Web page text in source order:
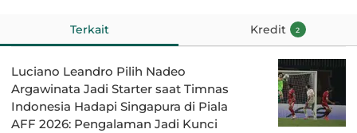
Terkait Kredit 2
Luciano Leandro Pilih Nadeo
Argawinata Jadi Starter saat Timnas
Indonesia Hadapi Singapura di Piala
AFF 2026: Pengalaman Jadi Kunci